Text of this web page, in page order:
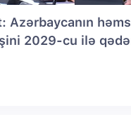
Azərbaycanın
2029-cu ilə